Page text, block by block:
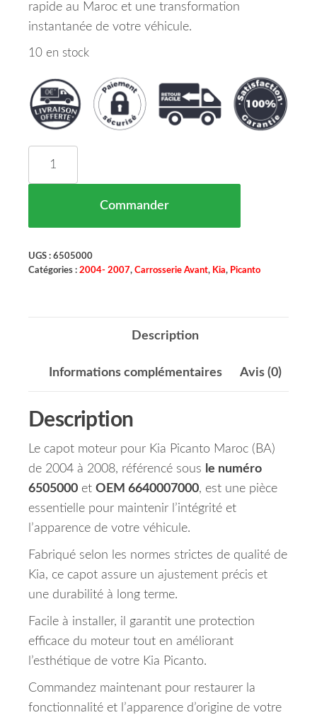
rapide au Maroc et une transformation
instantanée de votre véhicule.
10 en stock
Commander
UGS : 6505000
Catégories : 2004- 2007, Carrosserie Avant, Kia, Picanto
Description
Informations complémentaires Avis (0)
Description
Le capot moteur pour Kia Picanto Maroc (BA)
de 2004 à 2008, référencé sous le numéro
6505000 et OEM 6640007000, est une pièce
essentielle pour maintenir l’intégrité et
l’apparence de votre véhicule.
Fabriqué selon les normes strictes de qualité de
Kia, ce capot assure un ajustement précis et
une durabilité à long terme.
Facile à installer, il garantit une protection
efficace du moteur tout en améliorant
l’esthétique de votre Kia Picanto.
Commandez maintenant pour restaurer la
fonctionnalité et l’apparence d’origine de votre